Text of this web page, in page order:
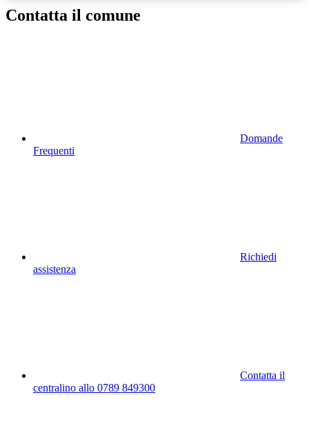
Contatta il comune
Domande
Frequenti
Richiedi
assistenza
Contatta il
centralino allo 0789 849300